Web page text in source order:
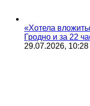
«Хотела
Гродно и за 22
29.07.2026, 10:28